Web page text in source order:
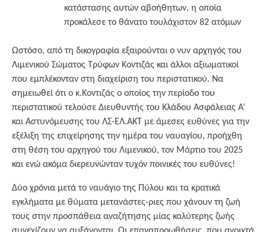
κατάστασης αυτών αβοήθητων, η οποία
προκάλεσε το θάνατο τουλάχιστον 82 ατόμων
Ωστόσο, από τη δικογραφία εξαιρούνται ο νυν αρχηγός του
Λιμενικού Σώματος Τρύφων Κοντιζάς και άλλοι αξιωματικοί
που εμπλέκονταν στη διαχείριση του περιστατικού. Να
σημειωθεί ότι ο κ.Κοντιζάς ο οποίος την περίοδο του
περιστατικού τελούσε Διευθυντής του Κλάδου Ασφάλειας Α’
και Αστυνόμευσης του ΛΣ-ΕΛ.ΑΚΤ με άμεσες ευθύνες για την
εξέλιξη της επιχείρησης την ημέρα του ναυαγίου, προήχθη
στη θέση του αρχηγού του Λιμενικού, τον Μάρτιο του 2025
και ενώ ακόμα διερευνώνταν τυχόν ποινικές του ευθύνες!
Δύο χρόνια μετά το ναυάγιο της Πύλου και τα κρατικά
εγκλήματα με θύματα μετανάστες-ριες που χάνουν τη ζωή
τους στην προσπάθεια αναζήτησης μίας καλύτερης ζωής